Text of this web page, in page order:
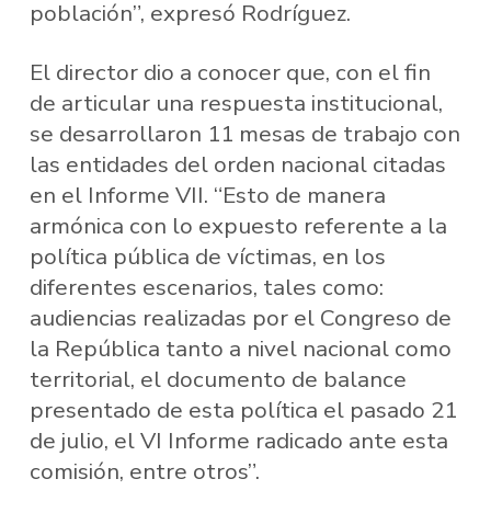
población”, expresó Rodríguez.
El director dio a conocer que, con el fin
de articular una respuesta institucional,
se desarrollaron 11 mesas de trabajo con
las entidades del orden nacional citadas
en el Informe VII. “Esto de manera
armónica con lo expuesto referente a la
política pública de víctimas, en los
diferentes escenarios, tales como:
audiencias realizadas por el Congreso de
la República tanto a nivel nacional como
territorial, el documento de balance
presentado de esta política el pasado 21
de julio, el VI Informe radicado ante esta
comisión, entre otros”.